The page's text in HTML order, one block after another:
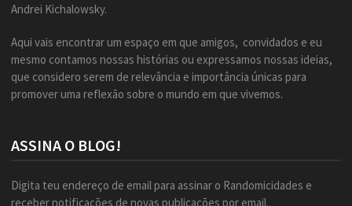
Andrei Kichalowsky.
Aqui vais encontrar um espaço em que amigos, convidados e eu
mesmo contamos nossas histórias ou expressamos nossas ideias,
que considero serem de relevância e importância únicas para
promover uma reflexão sobre o mundo em que vivemos.
ASSINA O BLOG!
Digita teu endereço de email para assinar o Randomicidades e
receber notificações de novas publicações por email.